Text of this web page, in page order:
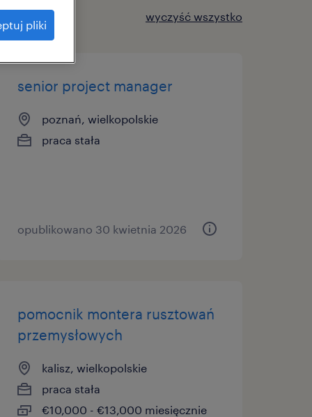
wyczyść wszystko
senior project manager
poznań, wielkopolskie
praca stała
opublikowano 30 kwietnia 2026
pomocnik montera rusztowań
przemysłowych
kalisz, wielkopolskie
praca stała
€10,000 - €13,000 miesięcznie
pliki